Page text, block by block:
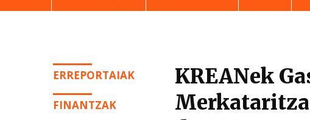
ERREPORTAIAK
FINANTZAK
KREANek